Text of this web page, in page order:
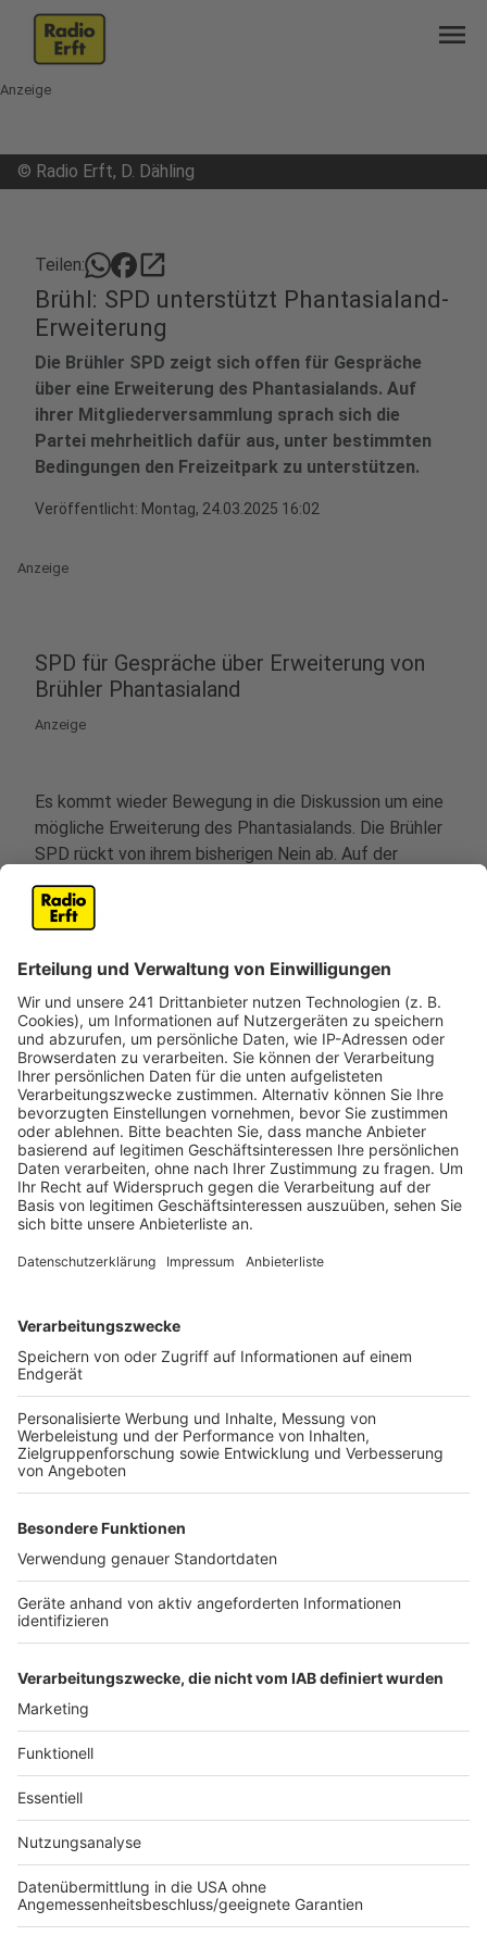
menu
Anzeige
© Radio Erft, D. Dähling
Teilen: open_in_new
Brühl: SPD unterstützt Phantasialand-
Erweiterung
Die Brühler SPD zeigt sich offen für Gespräche
über eine Erweiterung des Phantasialands. Auf
ihrer Mitgliederversammlung sprach sich die
Partei mehrheitlich dafür aus, unter bestimmten
Bedingungen den Freizeitpark zu unterstützen.
Veröffentlicht: Montag, 24.03.2025 16:02
Anzeige
SPD für Gespräche über Erweiterung von
Brühler Phantasialand
Anzeige
Es kommt wieder Bewegung in die Diskussion um eine
mögliche Erweiterung des Phantasialands. Die Brühler
SPD rückt von ihrem bisherigen Nein ab. Auf der
Mitgliederversammlung am Wochenende haben sich
die Politiker mehrheitlich dafür ausgesprochen,
Gespräche über eine Erweiterung des Freizeitparks zu
unterstützen. Und zwar unter klaren Bedingungen,
heißt es. So soll zum Beispiel das Biotop „Ententeich“
unverändert erhalten bleiben, der Kleingartenverein
nicht angetastet werden und die SPD will ein
umfassendes Verkehrskonzept, um die Belastung für
die Anwohner zu minimieren. Denn der Freizeitpark ist
laut SPD ein wichtiger Wirtschaftsfaktor für Brühl.
Man sehe die Chancen, aber auch die
Herausforderungen einer möglichen Erweiterung und
wolle eine Lösung, heißt es weiter.
Seit Jahren will das Phantasialand in Richtung Westen
wachsen und dort unter anderem ein Hotel bauen.
und Umweltverbände aber verhindert.
Anzeige
Weitere Themen von Rhein und Erft
Anzeige
Phantasialandes
Brühl: Bonnstraße für 6 Wochen gesperrt
Haus in Hürth nach Brand unbewohnbar
Anzeige
Anzeige